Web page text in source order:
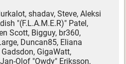
shadav, Steve, Aleksi
"(F.L.A.M.E.R)" Patel,
Scott, Bigguy, br360,
Duncan85, Eliana
GigaWatt,
Olof "Owdy" Eriksson,